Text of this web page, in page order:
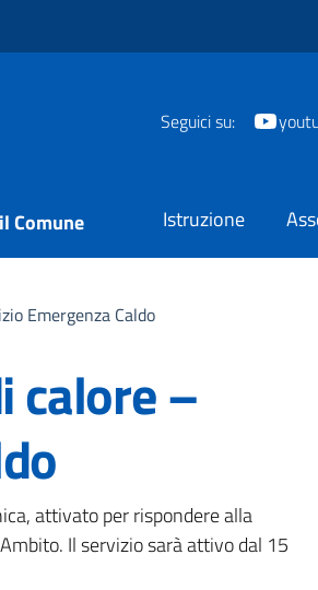
Seguici su:
Comune Istruzione
Emergenza Caldo
calore –
attivato per rispondere alla
Il servizio sarà attivo dal 15